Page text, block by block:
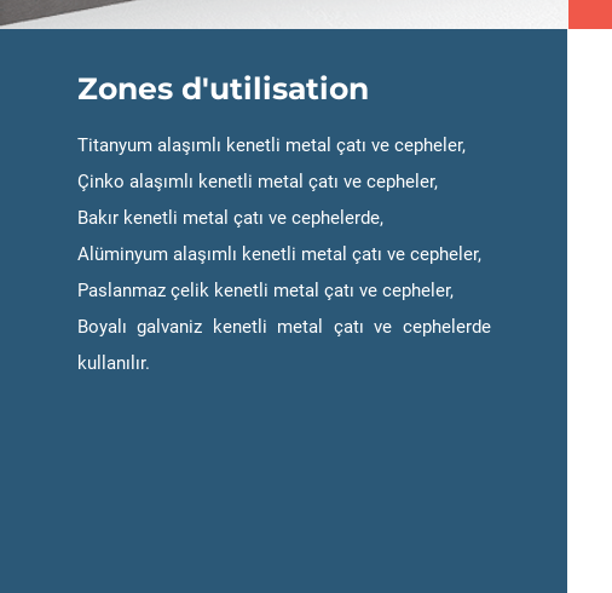
Zones d'utilisation
Titanyum alaşımlı kenetli metal çatı ve cepheler,
Çinko alaşımlı kenetli metal çatı ve cepheler,
Bakır kenetli metal çatı ve cephelerde,
Alüminyum alaşımlı kenetli metal çatı ve cepheler,
Paslanmaz çelik kenetli metal çatı ve cepheler,
Boyalı galvaniz kenetli metal çatı ve cephelerde
kullanılır.